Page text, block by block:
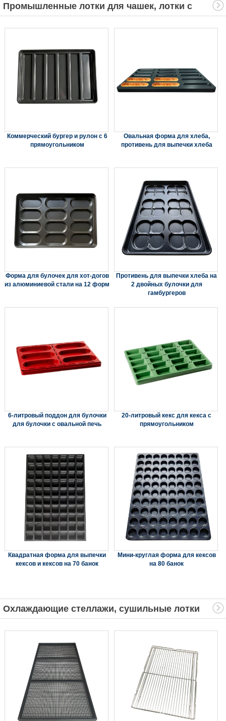
Промышленные лотки для чашек, лотки с
несколькими формами
Коммерческий бургер и рулон с 6
прямоугольником
Овальная форма для хлеба,
противень для выпечки хлеба
Форма для булочек для хот-догов
из алюминиевой стали на 12 форм
Противень для выпечки хлеба на
2 двойных булочки для
гамбургеров
6-литровый поддон для булочки
для булочки с овальной печь
20-литровый кекс для кекса с
прямоугольником
Квадратная форма для выпечки
кексов и кексов на 70 банок
Мини-круглая форма для кексов
на 80 банок
Охлаждающие стеллажи, сушильные лотки